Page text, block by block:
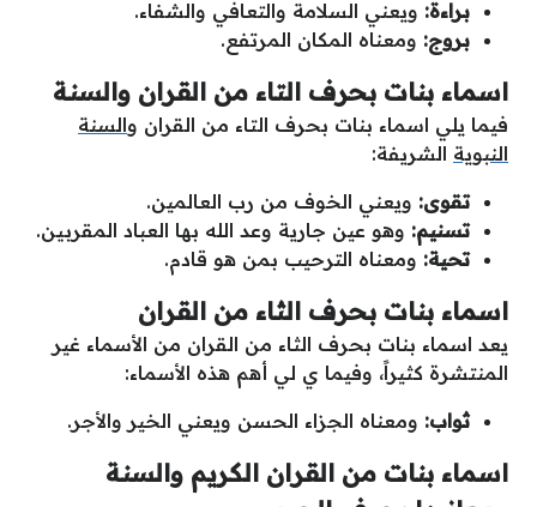
براءة: ويعني السلامة والتعافي والشفاء.
بروج: ومعناه المكان المرتفع.
اسماء بنات بحرف التاء من القران والسنة
فيما يلي اسماء بنات بحرف التاء من القران والسنة
النبوية الشريفة:
تقوى: ويعني الخوف من رب العالمين.
تسنيم: وهو عين جارية وعد الله بها العباد المقربين.
تحية: ومعناه الترحيب بمن هو قادم.
اسماء بنات بحرف الثاء من القران
يعد اسماء بنات بحرف الثاء من القران من الأسماء غير
المنتشرة كثيراً، وفيما ي لي أهم هذه الأسماء:
ثواب: ومعناه الجزاء الحسن ويعني الخير والأجر.
اسماء بنات من القران الكريم والسنة